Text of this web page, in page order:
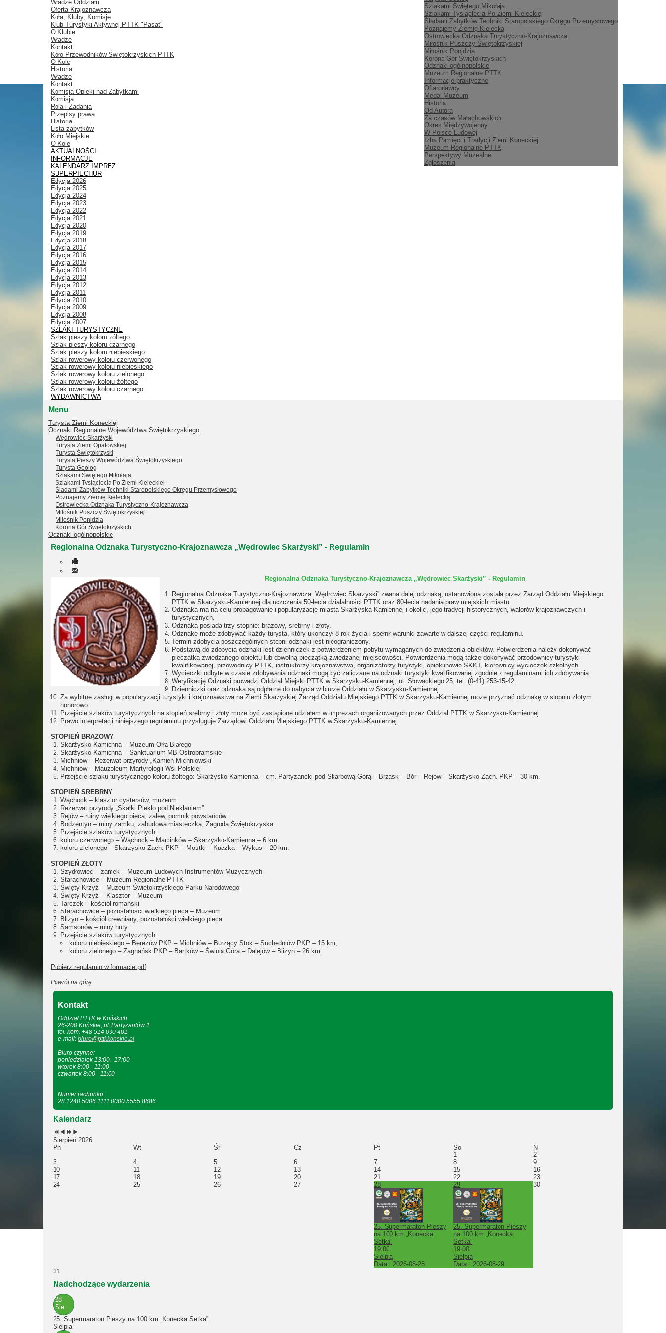
Szlakami Świętego Mikołaja
Szlakami Tysiąclecia Po Ziemi Kieleckiej
Śladami Zabytków Techniki Staropolskiego Okręgu Przemysłowego
Poznajemy Ziemię Kielecką
Ostrowiecka Odznaka Turystyczno-Krajoznawcza
Miłośnik Puszczy Świętokrzyskiej
Miłośnik Ponidzia
Korona Gór Świętokrzyskich
Odznaki ogólnopolskie
Muzeum Regionalne PTTK
Informacje praktyczne
Ofiarodawcy
Medal Muzeum
Historia
Od Autora
Za czasów Małachowskich
Okres Międzywojenny
W Polsce Ludowej
Izba Pamięci i Tradycji Ziemi Koneckiej
Muzeum Regionalne PTTK
Perspektywy Muzealne
Zgłoszenia
Władze Oddziału
Oferta Krajoznawcza
Koła, Kluby, Komisje
Klub Turystyki Aktywnej PTTK "Pasat"
O Klubie
Władze
Kontakt
Koło Przewodników Świętokrzyskich PTTK
O Kole
Historia
Władze
Kontakt
Komisja Opieki nad Zabytkami
Komisja
Rola i Zadania
Przepisy prawa
Historia
Lista zabytków
Koło Miejskie
O Kole
AKTUALNOŚCI
INFORMACJE
KALENDARZ IMPREZ
SUPERPIECHUR
Edycja 2026
Edycja 2025
Edycja 2024
Edycja 2023
Edycja 2022
Edycja 2021
Edycja 2020
Edycja 2019
Edycja 2018
Edycja 2017
Edycja 2016
Edycja 2015
Edycja 2014
Edycja 2013
Edycja 2012
Edycja 2011
Edycja 2010
Edycja 2009
Edycja 2008
Edycja 2007
SZLAKI TURYSTYCZNE
Szlak pieszy koloru żółtego
Szlak pieszy koloru czarnego
Szlak pieszy koloru niebieskiego
Szlak rowerowy koloru czerwonego
Szlak rowerowy koloru niebieskiego
Szlak rowerowy koloru zielonego
Szlak rowerowy koloru żółtego
Szlak rowerowy koloru czarnego
WYDAWNICTWA
Menu
Turysta Ziemi Koneckiej
Odznaki Regionalne Województwa Świętokrzyskiego
Wędrowiec Skarżyski
Turysta Ziemi Opatowskiej
Turysta Świętokrzyski
Turysta Pieszy Województwa Świętokrzyskiego
Turysta Geolog
Szlakami Świętego Mikołaja
Szlakami Tysiąclecia Po Ziemi Kieleckiej
Śladami Zabytków Techniki Staropolskiego Okręgu Przemysłowego
Poznajemy Ziemię Kielecką
Ostrowiecka Odznaka Turystyczno-Krajoznawcza
Miłośnik Puszczy Świętokrzyskiej
Miłośnik Ponidzia
Korona Gór Świętokrzyskich
Odznaki ogólnopolskie
Regionalna Odznaka Turystyczno-Krajoznawcza „Wędrowiec Skarżyski” - Regulamin
Regionalna Odznaka Turystyczno-Krajoznawcza „Wędrowiec Skarżyski” - Regulamin
Regionalna Odznaka Turystyczno-Krajoznawcza „Wędrowiec Skarżyski” zwana dalej odznaką, ustanowiona została przez Zarząd Oddziału Miejskiego
PTTK w Skarżysku-Kamiennej dla uczczenia 50-lecia działalności PTTK oraz 80-lecia nadania praw miejskich miastu.
Odznaka ma na celu propagowanie i popularyzację miasta Skarżyska-Kamiennej i okolic, jego tradycji historycznych, walorów krajoznawczych i
turystycznych.
Odznaka posiada trzy stopnie: brązowy, srebrny i złoty.
Odznakę może zdobywać każdy turysta, który ukończył 8 rok życia i spełnił warunki zawarte w dalszej części regulaminu.
Termin zdobycia poszczególnych stopni odznaki jest nieograniczony.
Podstawą do zdobycia odznaki jest dzienniczek z potwierdzeniem pobytu wymaganych do zwiedzenia obiektów. Potwierdzenia należy dokonywać
pieczątką zwiedzanego obiektu lub dowolną pieczątką zwiedzanej miejscowości. Potwierdzenia mogą także dokonywać przodownicy turystyki
kwalifikowanej, przewodnicy PTTK, instruktorzy krajoznawstwa, organizatorzy turystyki, opiekunowie SKKT, kierownicy wycieczek szkolnych.
Wycieczki odbyte w czasie zdobywania odznaki mogą być zaliczane na odznaki turystyki kwalifikowanej zgodnie z regulaminami ich zdobywania.
Weryfikację Odznaki prowadzi Oddział Miejski PTTK w Skarżysku-Kamiennej, ul. Słowackiego 25, tel. (0-41) 253-15-42.
Dzienniczki oraz odznaka są odpłatne do nabycia w biurze Oddziału w Skarżysku-Kamiennej.
Za wybitne zasługi w popularyzacji turystyki i krajoznawstwa na Ziemi Skarżyskiej Zarząd Oddziału Miejskiego PTTK w Skarżysku-Kamiennej może przyznać odznakę w stopniu złotym
honorowo.
Przejście szlaków turystycznych na stopień srebrny i złoty może być zastąpione udziałem w imprezach organizowanych przez Oddział PTTK w Skarżysku-Kamiennej.
Prawo interpretacji niniejszego regulaminu przysługuje Zarządowi Oddziału Miejskiego PTTK w Skarżysku-Kamiennej.
STOPIEŃ BRĄZOWY
Skarżysko-Kamienna – Muzeum Orła Białego
Skarżysko-Kamienna – Sanktuarium MB Ostrobramskiej
Michniów – Rezerwat przyrody „Kamień Michniowski”
Michniów – Mauzoleum Martyrologii Wsi Polskiej
Przejście szlaku turystycznego koloru żółtego: Skarżysko-Kamienna – cm. Partyzancki pod Skarbową Górą – Brzask – Bór – Rejów – Skarżysko-Zach. PKP – 30 km.
STOPIEŃ SREBRNY
Wąchock – klasztor cystersów, muzeum
Rezerwat przyrody „Skałki Piekło pod Niekłaniem”
Rejów – ruiny wielkiego pieca, zalew, pomnik powstańców
Bodzentyn – ruiny zamku, zabudowa miasteczka, Zagroda Świętokrzyska
Przejście szlaków turystycznych:
koloru czerwonego – Wąchock – Marcinków – Skarżysko-Kamienna – 6 km,
koloru zielonego – Skarżysko Zach. PKP – Mostki – Kaczka – Wykus – 20 km.
STOPIEŃ ZŁOTY
Szydłowiec – zamek – Muzeum Ludowych Instrumentów Muzycznych
Starachowice – Muzeum Regionalne PTTK
Święty Krzyż – Muzeum Świętokrzyskiego Parku Narodowego
Święty Krzyż – Klasztor – Muzeum
Tarczek – kościół romański
Starachowice – pozostałości wielkiego pieca – Muzeum
Bliżyn – kościół drewniany, pozostałości wielkiego pieca
Samsonów – ruiny huty
Przejście szlaków turystycznych:
koloru niebieskiego – Berezów PKP – Michniów – Burzący Stok – Suchedniów PKP – 15 km,
koloru zielonego – Zagnańsk PKP – Bartków – Świnia Góra – Dalejów – Bliżyn – 26 km.
Pobierz regulamin w formacie pdf
Powrót na górę
Kontakt
Oddział PTTK w Końskich
26-200 Końskie, ul. Partyzantów 1
tel. kom. +48 514 030 401
e-mail: biuro@pttkkonskie.pl
Biuro czynne:
poniedziałek 13:00 - 17:00
wtorek 8:00 - 11:00
czwartek 8:00 - 11:00
Numer rachunku:
28 1240 5006 1111 0000 5555 8686
Kalendarz
Sierpień 2026
Pn
Wt Śr Cz Pt So
N
1
2
3
4 5 6 7 8
9
10
11 12 13 14 15
16
17
18 19 20 21 22
23
24
25 26 27 28
25. Supermaraton Pieszy
na 100 km „Konecka
Setka”
19:00
Sielpia
Data : 2026-08-28
29
25. Supermaraton Pieszy
na 100 km „Konecka
Setka”
19:00
Sielpia
Data : 2026-08-29
30
31
Nadchodzące wydarzenia
28
Sie
25. Supermaraton Pieszy na 100 km „Konecka Setka”
Sielpia